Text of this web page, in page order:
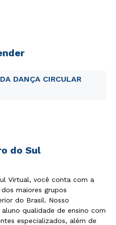
DANÇA CIRCULAR
do Sul
Virtual, você conta com a
maiores grupos
do Brasil. Nosso
qualidade de ensino com
especializados, além de